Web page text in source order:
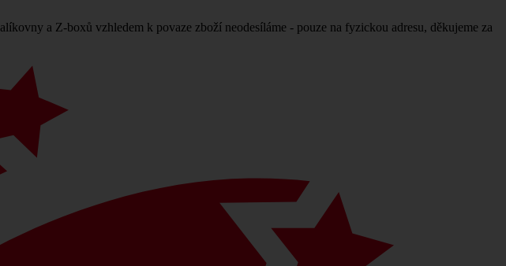
a Z-boxů vzhledem k povaze zboží neodesíláme - pouze na fyzickou adresu, děkujeme za